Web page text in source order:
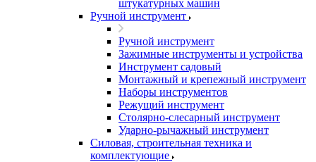
штукатурных машин
Ручной инструмент
Ручной инструмент
Зажимные инструменты и устройства
Инструмент садовый
Монтажный и крепежный инструмент
Наборы инструментов
Режущий инструмент
Столярно-слесарный инструмент
Ударно-рычажный инструмент
Силовая, строительная техника и
комплектующие